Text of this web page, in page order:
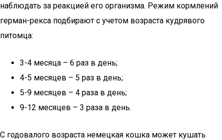
наблюдать за реакцией его организма. Режим кормлений
герман-рекса подбирают с учетом возраста кудрявого
питомца:
3-4 месяца – 6 раз в день;
4-5 месяцев – 5 раз в день;
5-9 месяцев – 4 раза в день;
9-12 месяцев – 3 раза в день.
С годовалого возраста немецкая кошка может кушать